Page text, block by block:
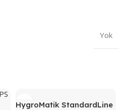
Yok
HygroMatik StandardLine